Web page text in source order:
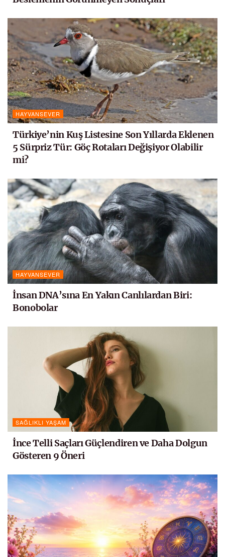
HAYVANSEVER
Türkiye’nin Kuş Listesine Son Yıllarda Eklenen
5 Sürpriz Tür: Göç Rotaları Değişiyor Olabilir
mi?
HAYVANSEVER
İnsan DNA’sına En Yakın Canlılardan Biri:
Bonobolar
SAĞLIKLI YAŞAM
İnce Telli Saçları Güçlendiren ve Daha Dolgun
Gösteren 9 Öneri